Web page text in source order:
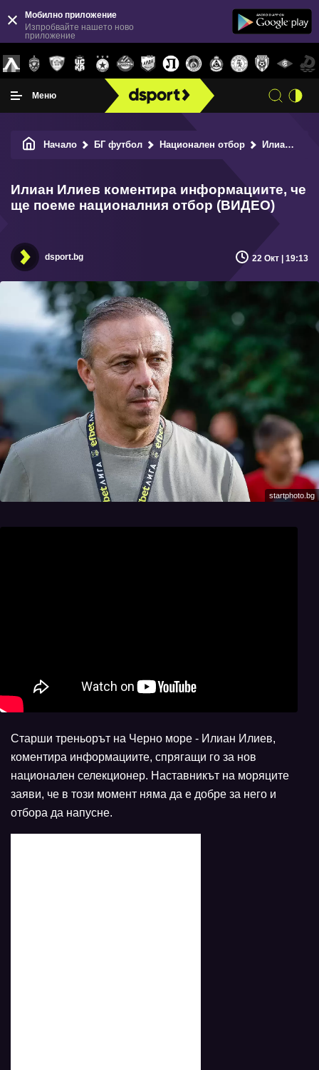
Мобилно приложение
Изпробвайте нашето ново
приложение
Меню
Начало БГ футбол Национален отбор Илиан Илиев коментира информациите, че ще поеме националния отбор (ВИДЕО)
Илиан Илиев коментира информациите, че
ще поеме националния отбор (ВИДЕО)
dsport.bg 22 Окт | 19:13
startphoto.bg
Старши треньорът на Черно море - Илиан Илиев,
коментира информациите, спрягащи го за нов
национален селекционер. Наставникът на моряците
заяви, че в този момент няма да е добре за него и
отбора да напусне.